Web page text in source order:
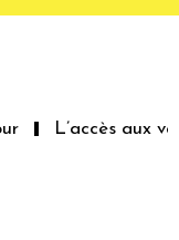
L’accès aux